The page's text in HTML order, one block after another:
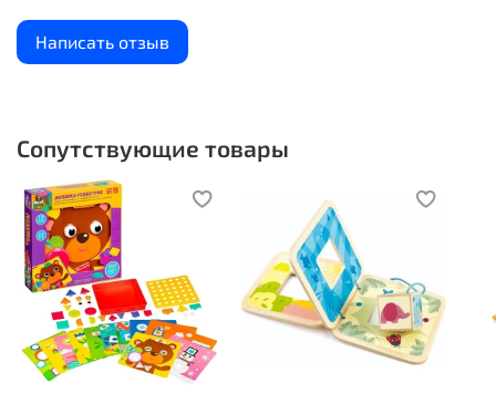
Написать отзыв
Сопутствующие товары